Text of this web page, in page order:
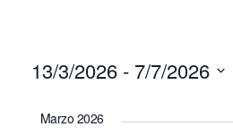
13/3/2026 - 7/7/2026
Marzo 2026